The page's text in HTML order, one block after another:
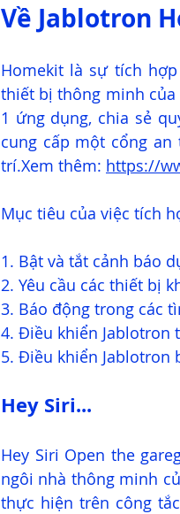
Về Jablotron
Homekit là sự tích
thiết bị thông minh
1 ứng dụng, chia sẻ
cung cấp một cổng
trí.Xem thêm: https://
Mục tiêu của việc tích
1. Bật và tắt cảnh báo
2. Yêu cầu các thiết bị
3. Báo động trong các
4. Điều khiển Jablotron
5. Điều khiển Jablotron
Hey Siri...
Hey Siri Open the
ngôi nhà thông minh
thực hiện trên công